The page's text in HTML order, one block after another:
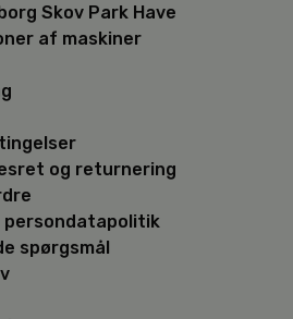
Skov Park Have
af maskiner
og returnering
persondatapolitik
spørgsmål